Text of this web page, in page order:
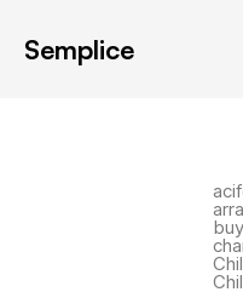
Semplice